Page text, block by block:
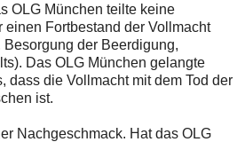
OLG München teilte keine
einen Fortbestand der Vollmacht
der Beerdigung,
Das OLG München gelangte
dass die Vollmacht mit dem Tod der
ist.
Nachgeschmack. Hat das OLG